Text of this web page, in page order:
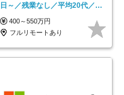
日～／残業なし／平均20代／リ
モートOK
400～550万円
フルリモートあり